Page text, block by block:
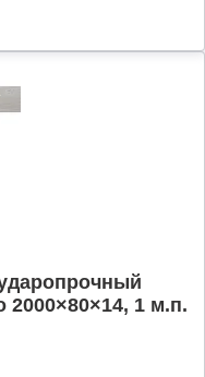
2000×80×14, 1 м.п.